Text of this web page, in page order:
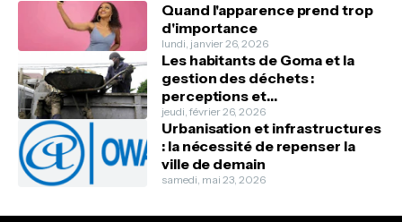
Quand l'apparence prend trop
d'importance
lundi, janvier 26, 2026
Les habitants de Goma et la
gestion des déchets :
perceptions et
comportements
jeudi, février 26, 2026
Urbanisation et infrastructures
: la nécessité de repenser la
ville de demain
samedi, mai 23, 2026